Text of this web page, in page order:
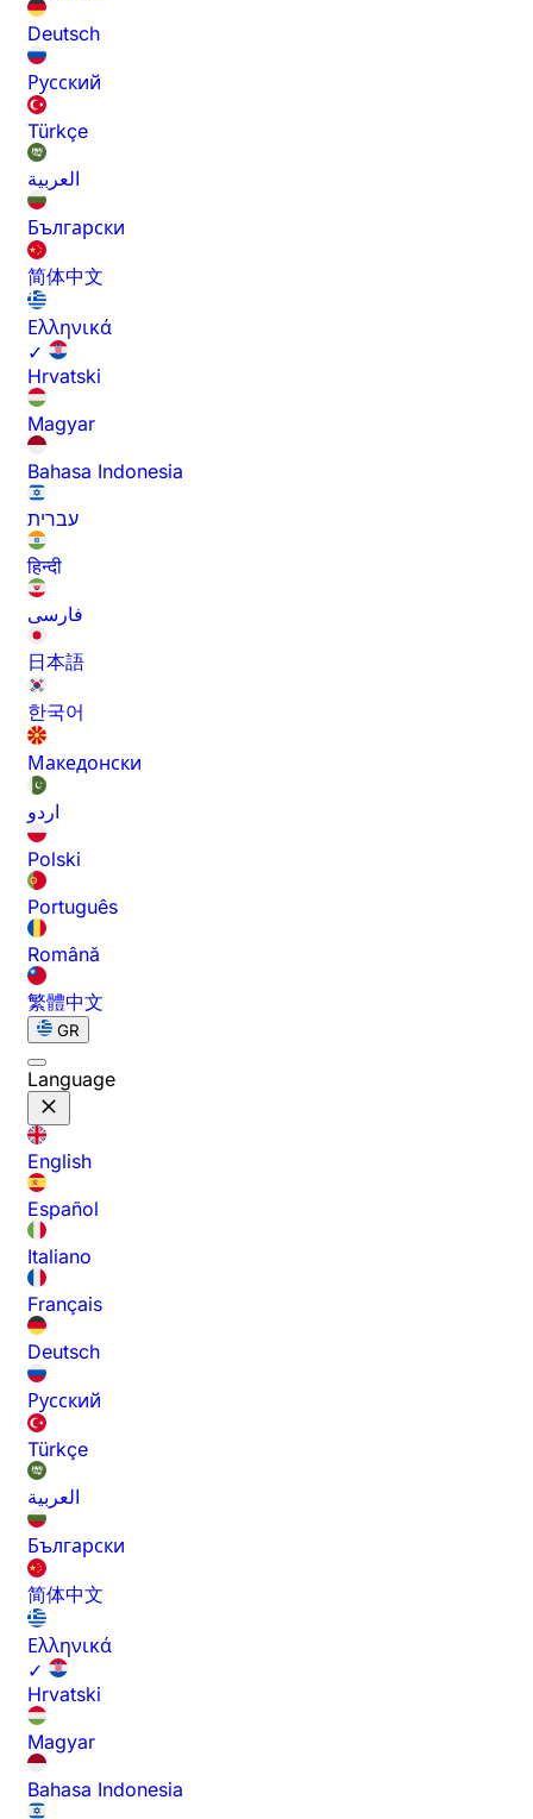
Deutsch
Русский
Türkçe
العربية
Български
简体中文
Ελληνικά
✓
Hrvatski
Magyar
Bahasa Indonesia
עברית
हिन्दी
فارسی
日本語
한국어
Македонски
اردو
Polski
Português
Română
繁體中文
GR
Language
English
Español
Italiano
Français
Deutsch
Русский
Türkçe
العربية
Български
简体中文
Ελληνικά
✓
Hrvatski
Magyar
Bahasa Indonesia